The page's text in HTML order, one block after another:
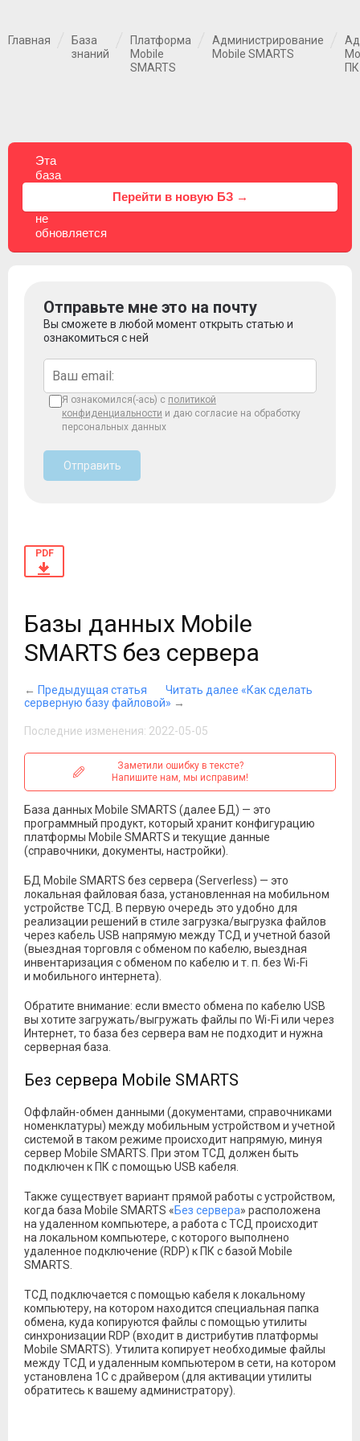
Главная
База
знаний
Платформа
Mobile
SMARTS
Администрирование
Mobile SMARTS
ПК
Эта
база
не
обновляется
Перейти в новую БЗ →
Отправьте мне это на почту
Вы сможете в любой момент открыть статью и
ознакомиться с ней
Я ознакомился(-ась) с политикой
конфиденциальности и даю согласие на обработку
персональных данных
Отправить
PDF
Базы данных Mobile
SMARTS без сервера
← Предыдущая статья
Читать далее «Как сделать
серверную базу файловой» →
Последние изменения: 2022-05-05
Заметили ошибку в тексте?
Напишите нам, мы исправим!
База данных Mobile SMARTS (далее БД) — это
программный продукт, который хранит конфигурацию
платформы Mobile SMARTS и текущие данные
(справочники, документы, настройки).
БД Mobile SMARTS без сервера (Serverless) — это
локальная файловая база, установленная на мобильном
устройстве ТСД. В первую очередь это удобно для
реализации решений в стиле загрузка/выгрузка файлов
через кабель USB напрямую между ТСД и учетной базой
(выездная торговля с обменом по кабелю, выездная
инвентаризация с обменом по кабелю и т. п. без Wi-Fi
и мобильного интернета).
Обратите внимание: если вместо обмена по кабелю USB
вы хотите загружать/выгружать файлы по Wi-Fi или через
Интернет, то база без сервера вам не подходит и нужна
серверная база.
Без сервера Mobile SMARTS
Оффлайн-обмен данными (документами, справочниками
номенклатуры) между мобильным устройством и учетной
системой в таком режиме происходит напрямую, минуя
сервер Mobile SMARTS. При этом ТСД должен быть
подключен к ПК с помощью USB кабеля.
Также существует вариант прямой работы с устройством,
когда база Mobile SMARTS «Без сервера» расположена
на удаленном компьютере, а работа с ТСД происходит
на локальном компьютере, с которого выполнено
удаленное подключение (RDP) к ПК с базой Mobile
SMARTS.
ТСД подключается с помощью кабеля к локальному
компьютеру, на котором находится специальная папка
обмена, куда копируются файлы с помощью утилиты
синхронизации RDP (входит в дистрибутив платформы
Mobile SMARTS). Утилита копирует необходимые файлы
между ТСД и удаленным компьютером в сети, на котором
установлена 1С с драйвером (для активации утилиты
обратитесь к вашему администратору).